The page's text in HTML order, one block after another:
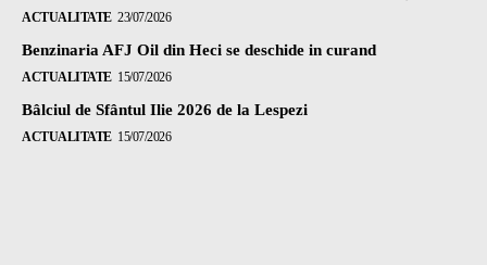
ACTUALITATE 23/07/2026
Benzinaria AFJ Oil din Heci se deschide in curand
ACTUALITATE 15/07/2026
Bâlciul de Sfântul Ilie 2026 de la Lespezi
ACTUALITATE 15/07/2026